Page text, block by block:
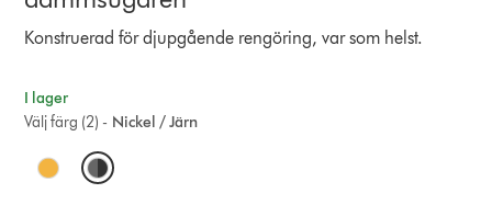
Konstruerad för djupgående rengöring, var som helst.
I lager
Nickel / Järn
Välj färg (2) -
O